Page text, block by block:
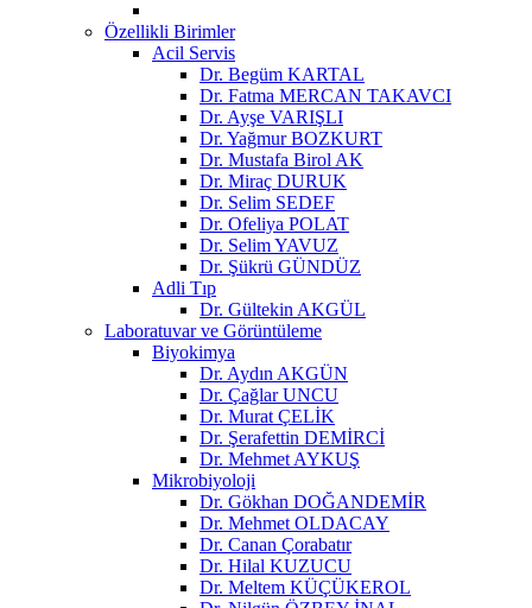
Özellikli Birimler
Acil Servis
Dr. Begüm KARTAL
Dr. Fatma MERCAN TAKAVCI
Dr. Ayşe VARIŞLI
Dr. Yağmur BOZKURT
Dr. Mustafa Birol AK
Dr. Miraç DURUK
Dr. Selim SEDEF
Dr. Ofeliya POLAT
Dr. Selim YAVUZ
Dr. Şükrü GÜNDÜZ
Adli Tıp
Dr. Gültekin AKGÜL
Laboratuvar ve Görüntüleme
Biyokimya
Dr. Aydın AKGÜN
Dr. Çağlar UNCU
Dr. Murat ÇELİK
Dr. Şerafettin DEMİRCİ
Dr. Mehmet AYKUŞ
Mikrobiyoloji
Dr. Gökhan DOĞANDEMİR
Dr. Mehmet OLDACAY
Dr. Canan Çorabatır
Dr. Hilal KUZUCU
Dr. Meltem KÜÇÜKEROL